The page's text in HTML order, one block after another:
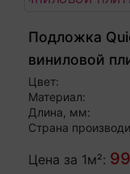
Подложка
виниловой
Цвет:
Материал:
Длина, мм:
Страна
Цена за 1м²: